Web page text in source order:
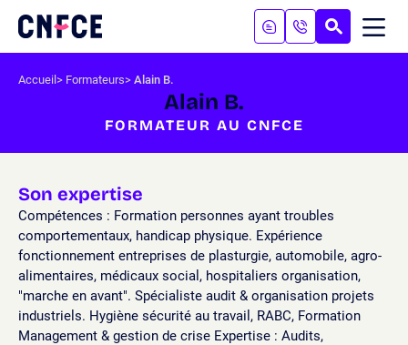
contenu
à
recherche
Logo
site
Accueil Formateurs Alain B.
Alain B.
FORMATEUR AU CNFCE
Son expertise
Compétences : Formation personnes ayant troubles
comportementaux, handicap physique. Expérience
fonctionnement entreprises de plasturgie, automobile, agro-
alimentaires, médicaux social, hospitaliers organisation,
"marche en avant". Spécialiste audit & organisation projets
industriels. Hygiène sécurité au travail, RABC, Formation
Management & gestion de crise Expertise : Audits,